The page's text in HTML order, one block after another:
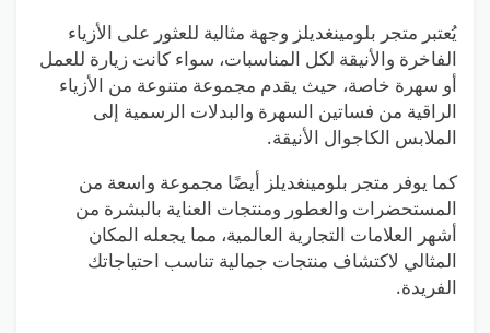
يُعتبر متجر بلومينغديلز وجهة مثالية للعثور على الأزياء
الفاخرة والأنيقة لكل المناسبات، سواء كانت زيارة للعمل
أو سهرة خاصة، حيث يقدم مجموعة متنوعة من الأزياء
الراقية من فساتين السهرة والبدلات الرسمية إلى
الملابس الكاجوال الأنيقة.
كما يوفر متجر بلومينغديلز أيضًا مجموعة واسعة من
المستحضرات والعطور ومنتجات العناية بالبشرة من
أشهر العلامات التجارية العالمية، مما يجعله المكان
المثالي لاكتشاف منتجات جمالية تناسب احتياجاتك
الفريدة.